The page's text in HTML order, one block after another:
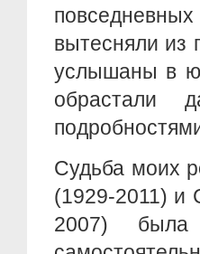
вытесняли из
услышаны в
обрастали
Судьба моих
(1929-2011) и
2007)